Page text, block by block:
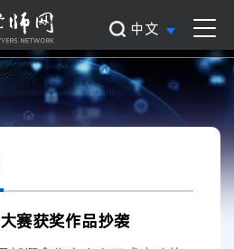
中文
赛获奖作品抄袭